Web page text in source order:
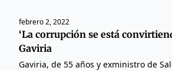
febrero 2, 2022
‘La corrupción se está
Gaviria
Gaviria, de 55 años y exministro de